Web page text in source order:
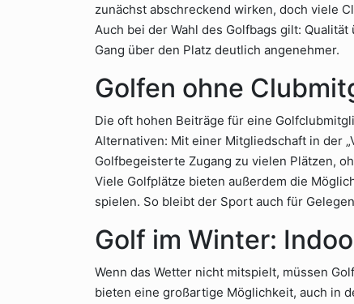
zunächst abschreckend wirken, doch viele
Auch bei der Wahl des Golfbags gilt:
Gang über den Platz deutlich angenehmer.
Golfen ohne
Die oft hohen Beiträge für eine
Alternativen: Mit einer Mitgliedschaft in der
Golfbegeisterte Zugang zu vielen Plätzen,
Viele Golfplätze bieten außerdem die
spielen. So bleibt der Sport auch für
Golf im Winter:
Wenn das Wetter nicht mitspielt, müssen
bieten eine großartige Möglichkeit, auch in